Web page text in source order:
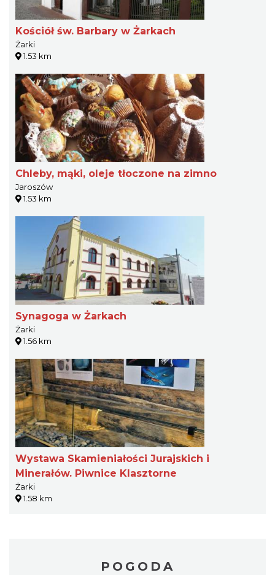
Kościół św. Barbary w Żarkach
Żarki
1.53 km
Chleby, mąki, oleje tłoczone na zimno
Jaroszów
1.53 km
Synagoga w Żarkach
Żarki
1.56 km
Wystawa Skamieniałości Jurajskich i
Minerałów. Piwnice Klasztorne
Żarki
1.58 km
POGODA